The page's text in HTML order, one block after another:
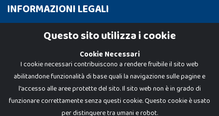
INFORMAZIONI LEGALI
Cookie PolicyQuesto sito utilizza i cookie
Cookie Necessari
I cookie necessari contribuiscono a rendere fruibile il sito web
abilitandone funzionalità di base quali la navigazione sulle pagine e
l'accesso alle aree protette del sito. Il sito web non è in grado di
funzionare correttamente senza questi cookie. Questo cookie è usato
per distinguere tra umani e robot.